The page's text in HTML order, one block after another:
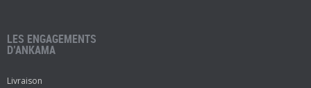
LES ENGAGEMENTS
D’ANKAMA
Livraison